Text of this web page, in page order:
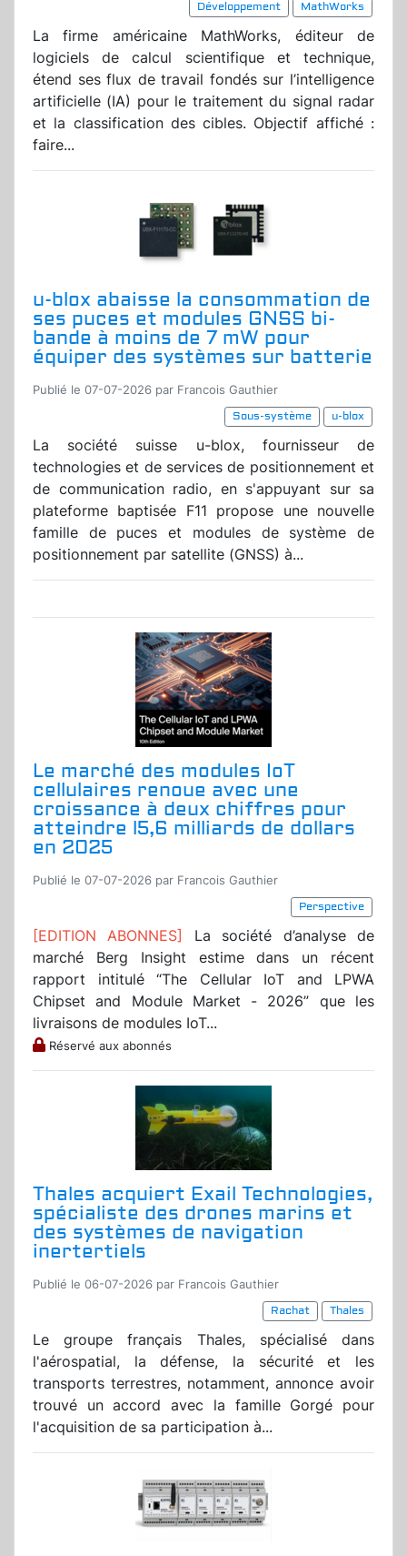
Développement MathWorks
La firme américaine MathWorks, éditeur de
logiciels de calcul scientifique et technique,
étend ses flux de travail fondés sur l’intelligence
artificielle (IA) pour le traitement du signal radar
et la classification des cibles. Objectif affiché :
faire...
u-blox abaisse la consommation de
ses puces et modules GNSS bi-
bande à moins de 7 mW pour
équiper des systèmes sur batterie
Publié le 07-07-2026 par Francois Gauthier
Sous-système
u-blox
La société suisse u-blox, fournisseur de
technologies et de services de positionnement et
de communication radio, en s'appuyant sur sa
plateforme baptisée F11 propose une nouvelle
famille de puces et modules de système de
positionnement par satellite (GNSS) à...
Le marché des modules IoT
cellulaires renoue avec une
croissance à deux chiffres pour
atteindre l5,6 milliards de dollars
en 2025
Publié le 07-07-2026 par Francois Gauthier
Perspective
[EDITION ABONNES] La société d’analyse de
marché Berg Insight estime dans un récent
rapport intitulé “The Cellular IoT and LPWA
Chipset and Module Market - 2026” que les
livraisons de modules IoT...
Réservé aux abonnés
Thales acquiert Exail Technologies,
spécialiste des drones marins et
des systèmes de navigation
inertertiels
Publié le 06-07-2026 par Francois Gauthier
Rachat
Thales
Le groupe français Thales, spécialisé dans
l'aérospatial, la défense, la sécurité et les
transports terrestres, notamment, annonce avoir
trouvé un accord avec la famille Gorgé pour
l'acquisition de sa participation à...